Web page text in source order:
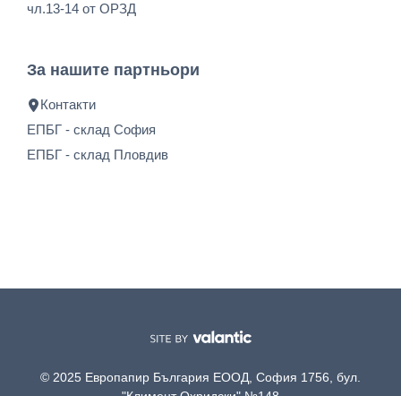
чл.13-14 от ОРЗД
За нашите партньори
Контакти
ЕПБГ - склад София
ЕПБГ - склад Пловдив
© 2025 Европапир България ЕООД, София 1756, бул.